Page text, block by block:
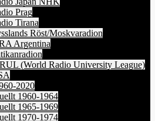
Prag
Tirana
Röst/Moskvaradion
Argentina
(World Radio University League)
2020
1960-1964
1965-1969
1970-1974